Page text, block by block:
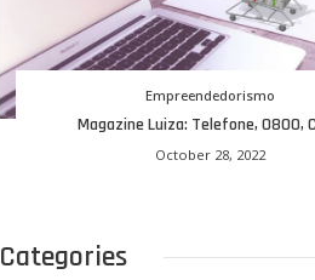
Empreendedorismo
Magazine Luiza: Telefone, 0800,
October 28, 2022
Categories